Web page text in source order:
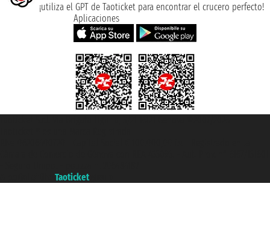
¡utiliza el GPT de Taoticket para encontrar el crucero perfecto!
Aplicaciones
Taoticket